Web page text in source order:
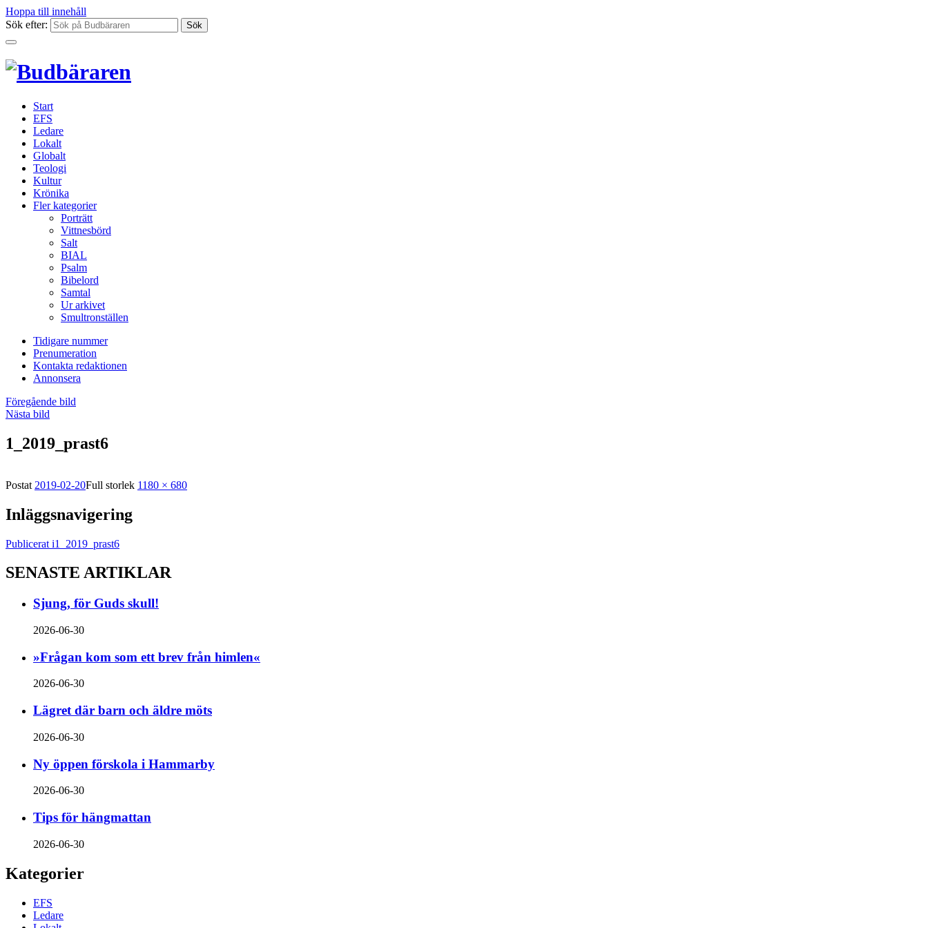
Hoppa till innehåll
Sök efter:
Start
EFS
Ledare
Lokalt
Globalt
Teologi
Kultur
Krönika
Fler kategorier
Porträtt
Vittnesbörd
Salt
BIAL
Psalm
Bibelord
Samtal
Ur arkivet
Smultronställen
Tidigare nummer
Prenumeration
Kontakta redaktionen
Annonsera
Föregående bild
Nästa bild
1_2019_prast6
Postat 2019-02-20Full storlek 1180 × 680
Inläggsnavigering
Publicerat i1_2019_prast6
SENASTE ARTIKLAR
Sjung, för Guds skull!
2026-06-30
»Frågan kom som ett brev från himlen«
2026-06-30
Lägret där barn och äldre möts
2026-06-30
Ny öppen förskola i Hammarby
2026-06-30
Tips för hängmattan
2026-06-30
Kategorier
EFS
Ledare